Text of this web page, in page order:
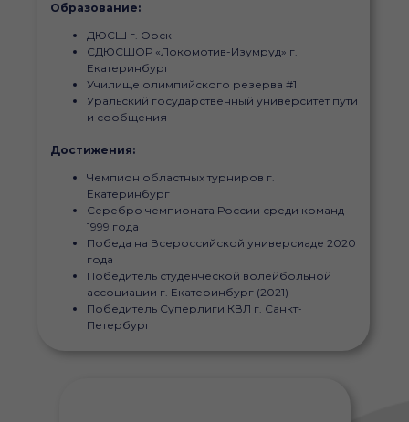
Образование:
ДЮСШ г. Орск
СДЮСШОР «Локомотив-Изумруд» г.
Екатеринбург
Училище олимпийского резерва #1
Уральский государственный университет пути
и сообщения
Достижения:
Чемпион областных турниров г.
Екатеринбург
Серебро чемпионата России среди команд
1999 года
Победа на Всероссийской универсиаде 2020
года
Победитель студенческой волейбольной
ассоциации г. Екатеринбург (2021)
Победитель Суперлиги КВЛ г. Санкт-
Петербург